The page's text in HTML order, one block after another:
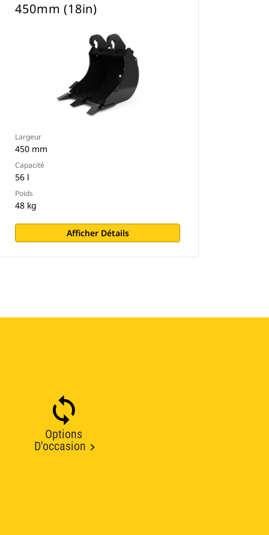
450mm (18in)
Largeur
450 mm
Capacité
56 l
Poids
48 kg
Afficher Détails
Options
D'occasion